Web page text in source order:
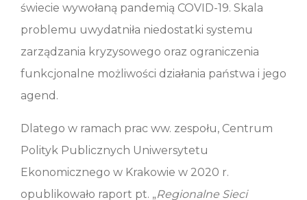
świecie wywołaną pandemią COVID-19. Skala
problemu uwydatniła niedostatki systemu
zarządzania kryzysowego oraz ograniczenia
funkcjonalne możliwości działania państwa i jego
agend.
Dlatego w ramach prac ww. zespołu, Centrum
Polityk Publicznych Uniwersytetu
Ekonomicznego w Krakowie w 2020 r.
opublikowało raport pt. „Regionalne Sieci